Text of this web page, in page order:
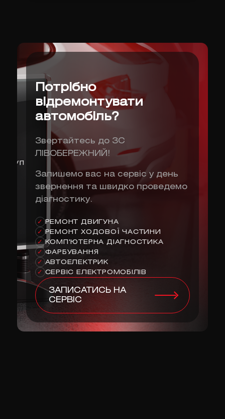
Потрібно
відремонтувати
автомобіль?
Звертайтесь до ЗС
ЛІВОБЕРЕЖНИЙ!
Запишемо вас на сервіс у день
звернення та швидко проведемо
діагностику.
✓ РЕМОНТ ДВИГУНА
✓ РЕМОНТ ХОДОВОЇ ЧАСТИНИ
✓ КОМП'ЮТЕРНА ДІАГНОСТИКА
✓ ФАРБУВАННЯ
✓ АВТОЕЛЕКТРИК
✓ СЕРВІС ЕЛЕКТРОМОБІЛІВ
ЗАПИСАТИСЬ НА
СЕРВІС